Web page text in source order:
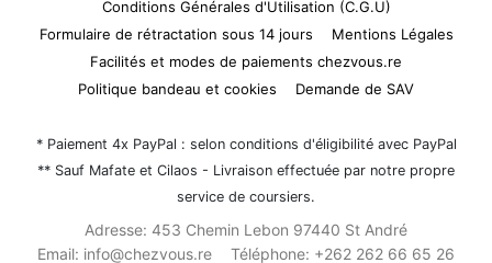
Conditions Générales d'Utilisation (C.G.U)
Formulaire de rétractation sous 14 jours
Mentions Légales
Facilités et modes de paiements chezvous.re
Politique bandeau et cookies
Demande de SAV
* Paiement 4x PayPal : selon conditions d'éligibilité avec PayPal
** Sauf Mafate et Cilaos - Livraison effectuée par notre propre
service de coursiers.
Adresse: 453 Chemin Lebon 97440 St André
Email: info@chezvous.re Téléphone: +262 262 66 65 26